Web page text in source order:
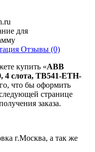
для
Отзывы (0)
купить «ABB
слота, TB541-ETH-
что бы оформить
странице
заказа.
г.Москва, а так же